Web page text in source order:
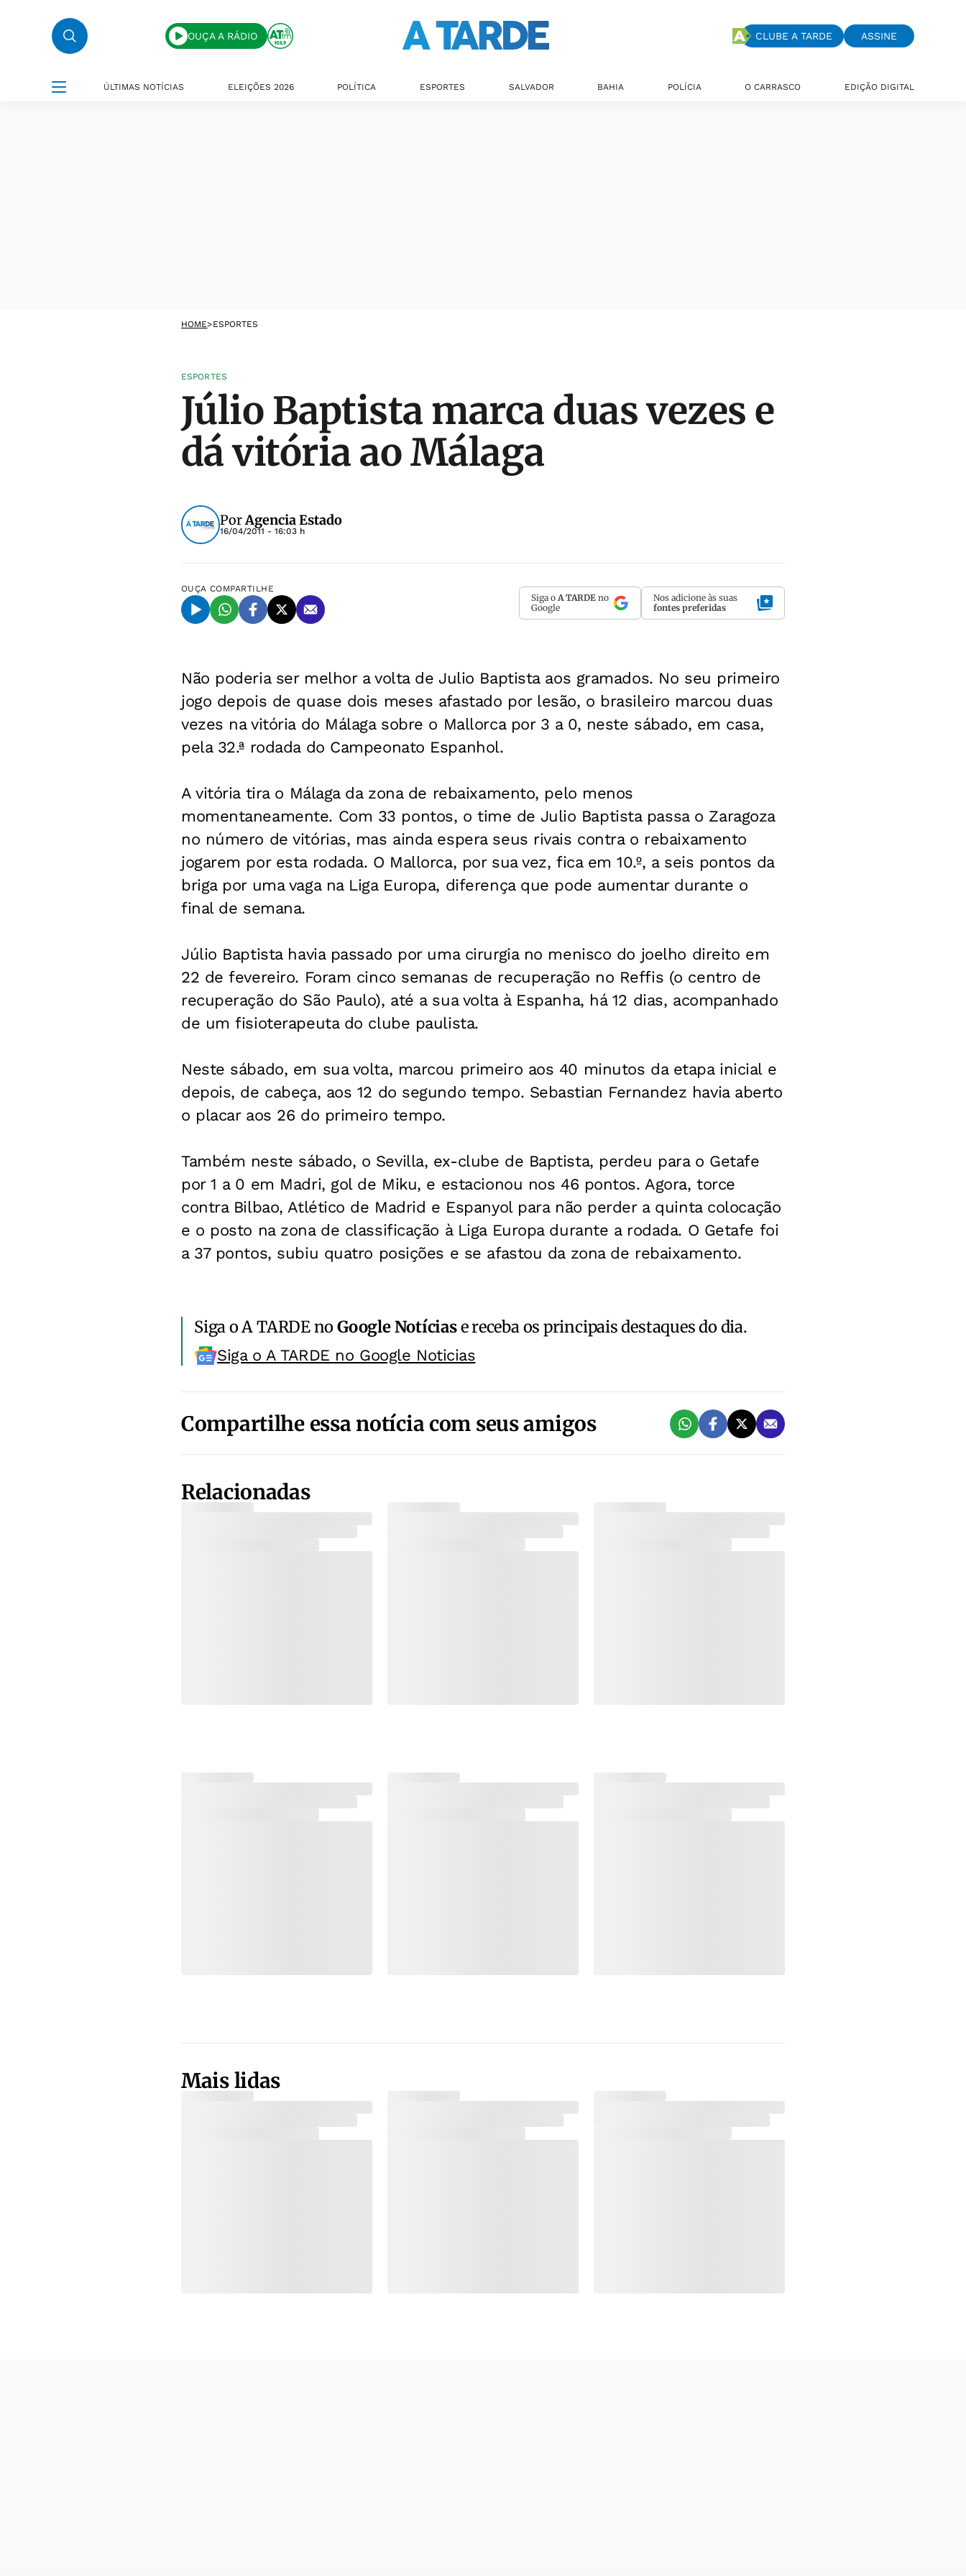
OUÇA A RÁDIO CLUBE A TARDE ASSINE
ÚLTIMAS NOTÍCIAS ELEIÇÕES 2026 POLÍTICA ESPORTES SALVADOR BAHIA POLÍCIA O CARRASCO EDIÇÃO DIGITAL
HOME>ESPORTES
ESPORTES
Júlio Baptista marca duas vezes e
dá vitória ao Málaga
PorAgencia Estado
16/04/2011 - 16:03 h
OUÇA COMPARTILHE
Siga o A TARDE no
Google
Nos adicione às suas
fontes preferidas
Não poderia ser melhor a volta de Julio Baptista aos gramados. No seu primeiro
jogo depois de quase dois meses afastado por lesão, o brasileiro marcou duas
vezes na vitória do Málaga sobre o Mallorca por 3 a 0, neste sábado, em casa,
pela 32.ª rodada do Campeonato Espanhol.
A vitória tira o Málaga da zona de rebaixamento, pelo menos
momentaneamente. Com 33 pontos, o time de Julio Baptista passa o Zaragoza
no número de vitórias, mas ainda espera seus rivais contra o rebaixamento
jogarem por esta rodada. O Mallorca, por sua vez, fica em 10.º, a seis pontos da
briga por uma vaga na Liga Europa, diferença que pode aumentar durante o
final de semana.
Júlio Baptista havia passado por uma cirurgia no menisco do joelho direito em
22 de fevereiro. Foram cinco semanas de recuperação no Reffis (o centro de
recuperação do São Paulo), até a sua volta à Espanha, há 12 dias, acompanhado
de um fisioterapeuta do clube paulista.
Neste sábado, em sua volta, marcou primeiro aos 40 minutos da etapa inicial e
depois, de cabeça, aos 12 do segundo tempo. Sebastian Fernandez havia aberto
o placar aos 26 do primeiro tempo.
Também neste sábado, o Sevilla, ex-clube de Baptista, perdeu para o Getafe
por 1 a 0 em Madri, gol de Miku, e estacionou nos 46 pontos. Agora, torce
contra Bilbao, Atlético de Madrid e Espanyol para não perder a quinta colocação
e o posto na zona de classificação à Liga Europa durante a rodada. O Getafe foi
a 37 pontos, subiu quatro posições e se afastou da zona de rebaixamento.
Siga o A TARDE noGoogle Notíciase receba os principais destaques do dia.
Siga o A TARDE no Google Noticias
Compartilhe essa notícia com seus amigos
Relacionadas
Mais lidas